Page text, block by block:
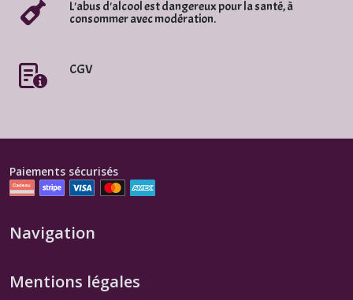
L'abus d'alcool est dangereux pour la santé, à
consommer avec modération.
CGV
Paiements sécurisés
Navigation
Mentions légales